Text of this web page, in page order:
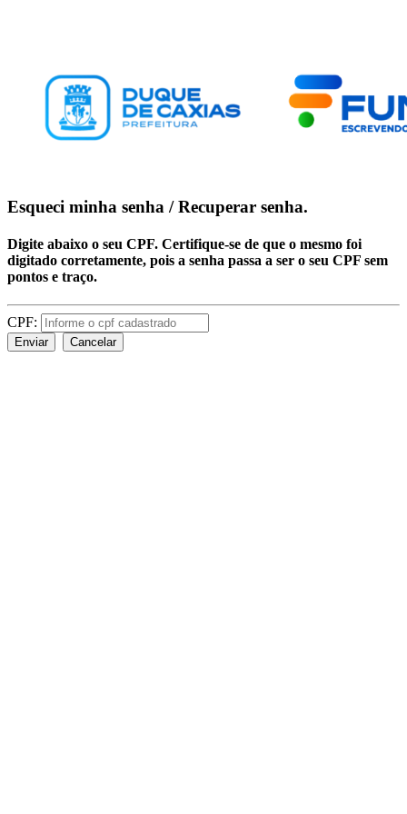
Esqueci minha senha / Recuperar senha.
Digite abaixo o seu CPF. Certifique-se de que o mesmo foi
digitado corretamente, pois a senha passa a ser o seu CPF sem
pontos e traço.
CPF:
Enviar Cancelar